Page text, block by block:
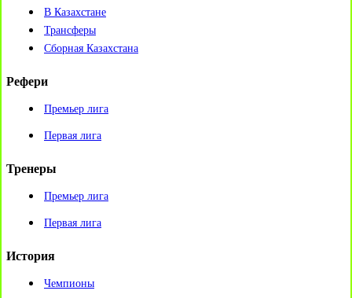
В Казахстане
Трансферы
Сборная Казахстана
Рефери
Премьер лига
Первая лига
Тренеры
Премьер лига
Первая лига
История
Чемпионы